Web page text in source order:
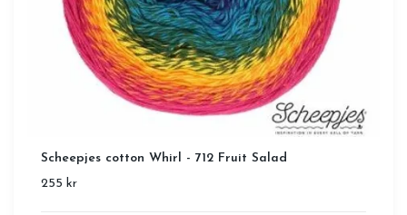
Scheepjes cotton Whirl - 712 Fruit Salad
255 kr